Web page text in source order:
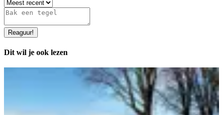
Reaguur!
Dit wil je ook lezen